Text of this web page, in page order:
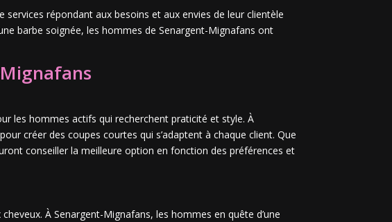
répondant aux besoins et aux envies de leur clientèle
barbe soignée, les hommes de Senargent-Mignafans ont
les hommes actifs qui recherchent praticité et style. À
créer des coupes courtes qui s’adaptent à chaque client. Que
conseiller la meilleure option en fonction des préférences et
À Senargent-Mignafans, les hommes en quête d’une